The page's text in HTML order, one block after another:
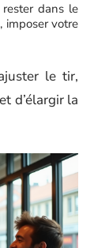
rester dans le
imposer votre
le tir,
d’élargir la